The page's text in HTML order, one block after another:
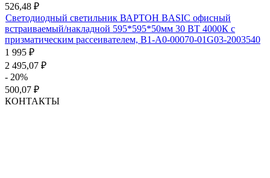
526,48 ₽
Светодиодный светильник ВАРТОН BASIC офисный
встраиваемый/накладной 595*595*50мм 30 ВТ 4000К с
призматическим рассеивателем, B1-A0-00070-01G03-2003540
1 995 ₽
2 495,07 ₽
- 20%
500,07 ₽
КОНТАКТЫ